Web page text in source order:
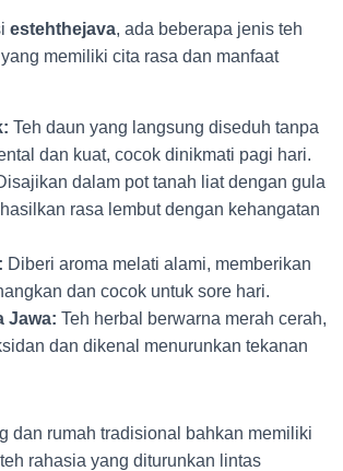
estehthejava, ada beberapa jenis teh
memiliki cita rasa dan manfaat
Teh daun yang langsung diseduh tanpa
dan kuat, cocok dinikmati pagi hari.
dalam pot tanah liat dengan gula
rasa lembut dengan kehangatan
Diberi aroma melati alami, memberikan
dan cocok untuk sore hari.
Jawa: Teh herbal berwarna merah cerah,
dan dikenal menurunkan tekanan
dan rumah tradisional bahkan memiliki
rahasia yang diturunkan lintas